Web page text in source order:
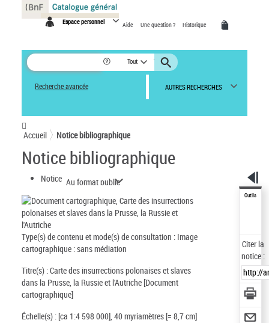
Espace personnel Aide Une question ? Historique
Tout
Recherche avancée AUTRES RECHERCHES
Accueil Notice bibliographique
Notice bibliographique
Notice Au format public
Type(s) de contenu et mode(s) de consultation : Image
cartographique : sans médiation
Titre(s) :Carte des insurrections polonaises et slaves
dans la Prusse, la Russie et l'Autriche [Document
cartographique]
Échelle(s) : [ca 1:4 598 000], 40 myriamètres [= 8,7 cm]
Outils
Citer la
notice :
Panneau de gestion des cookies